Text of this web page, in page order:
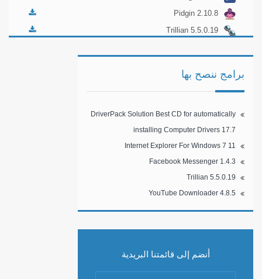
Pidgin 2.10.8
Trillian 5.5.0.19
برامج ننصح بها
DriverPack Solution Best CD for automatically
installing Computer Drivers 17.7
Internet Explorer For Windows 7 11
Facebook Messenger 1.4.3
Trillian 5.5.0.19
YouTube Downloader 4.8.5
أنضم إلى قائمتنا البريدية